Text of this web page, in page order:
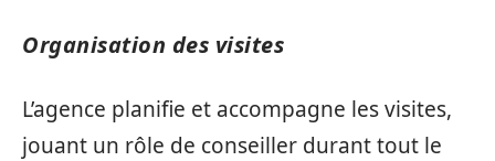
Organisation des visites
L’agence planifie et accompagne les visites,
jouant un rôle de conseiller durant tout le